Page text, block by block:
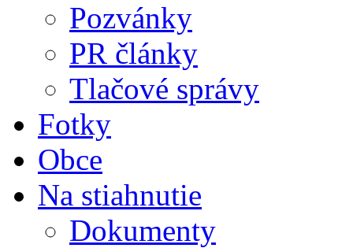
Pozvánky
PR články
Tlačové správy
Fotky
Obce
Na stiahnutie
Dokumenty